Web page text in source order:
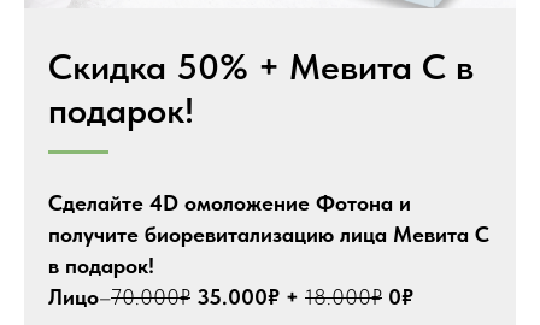
Скидка 50% + Мевита С в
подарок!
Сделайте 4D омоложение Фотона и
получите биоревитализацию лица Мевита С
в подарок!
Лицо–70.000₽ 35.000₽ + 18.000₽ 0₽